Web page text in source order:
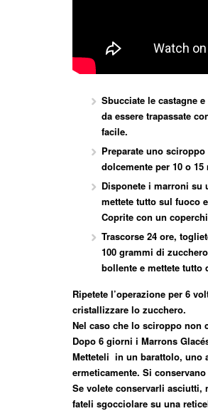
Sbucciate le castagne
da essere trapassate
facile.
Preparate uno
dolcemente per 10 o
Disponete i marroni su
mettete tutto sul fuoco
Coprite con un
Trascorse 24 ore,
100 grammi di
bollente e mettete
Ripetete l’operazione per 6
cristallizzare lo zucchero.
Nel caso che lo sciroppo
Dopo 6 giorni i Marrons
Metteteli in un barattolo, uno
ermeticamente. Si
Se volete conservarli asciutti,
fateli sgocciolare su una